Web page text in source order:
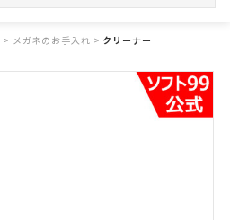
> メガネのお手入れ > クリーナー